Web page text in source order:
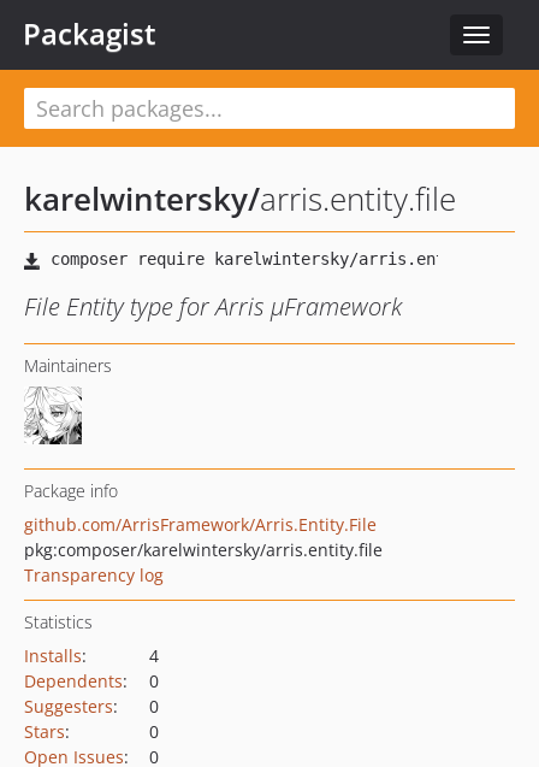
Toggle
Packagist
karelwintersky/arris.entity.file
File Entity type for Arris µFramework
Maintainers
Package info
github.com/ArrisFramework/Arris.Entity.File
pkg:composer/karelwintersky/arris.entity.file
Transparency log
Statistics
Installs:
4
Dependents:
0
Suggesters:
0
Stars:
0
Open Issues: 0